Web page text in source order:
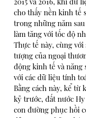
cho thấy nền kinh tế
trong những năm
làm tăng với tốc độ
Thực tế này, cùng với
tượng của ngoại
động kinh tế và năng
với các dữ liệu tính
Bằng cách này, kể từ
kỷ trước, đất nước Hy
con đường phục hồi